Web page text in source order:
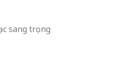
sang trọng